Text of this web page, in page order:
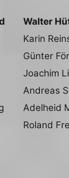
Walter
Karin
Günter
Joachim
Andreas
Adelheid
Roland